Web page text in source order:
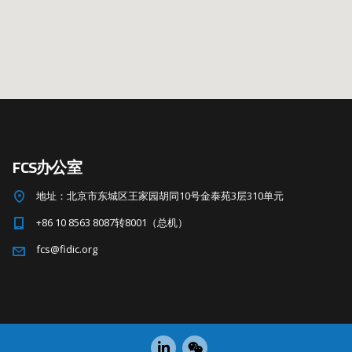
FCS办公室
地址：北京市东城区王家园胡同10号金泰苑3层310单元
+86 10 8563 8087转8001（总机）
fcs@fidic.org